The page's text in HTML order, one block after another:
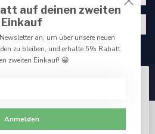
um das beste Seitenerlebnis
Ja
auf deinen zweiten
Einkauf
an, um über unsere neuen
zu bleiben, und erhalte 5% Rabatt
zweiten Einkauf! 😀
Anmelden